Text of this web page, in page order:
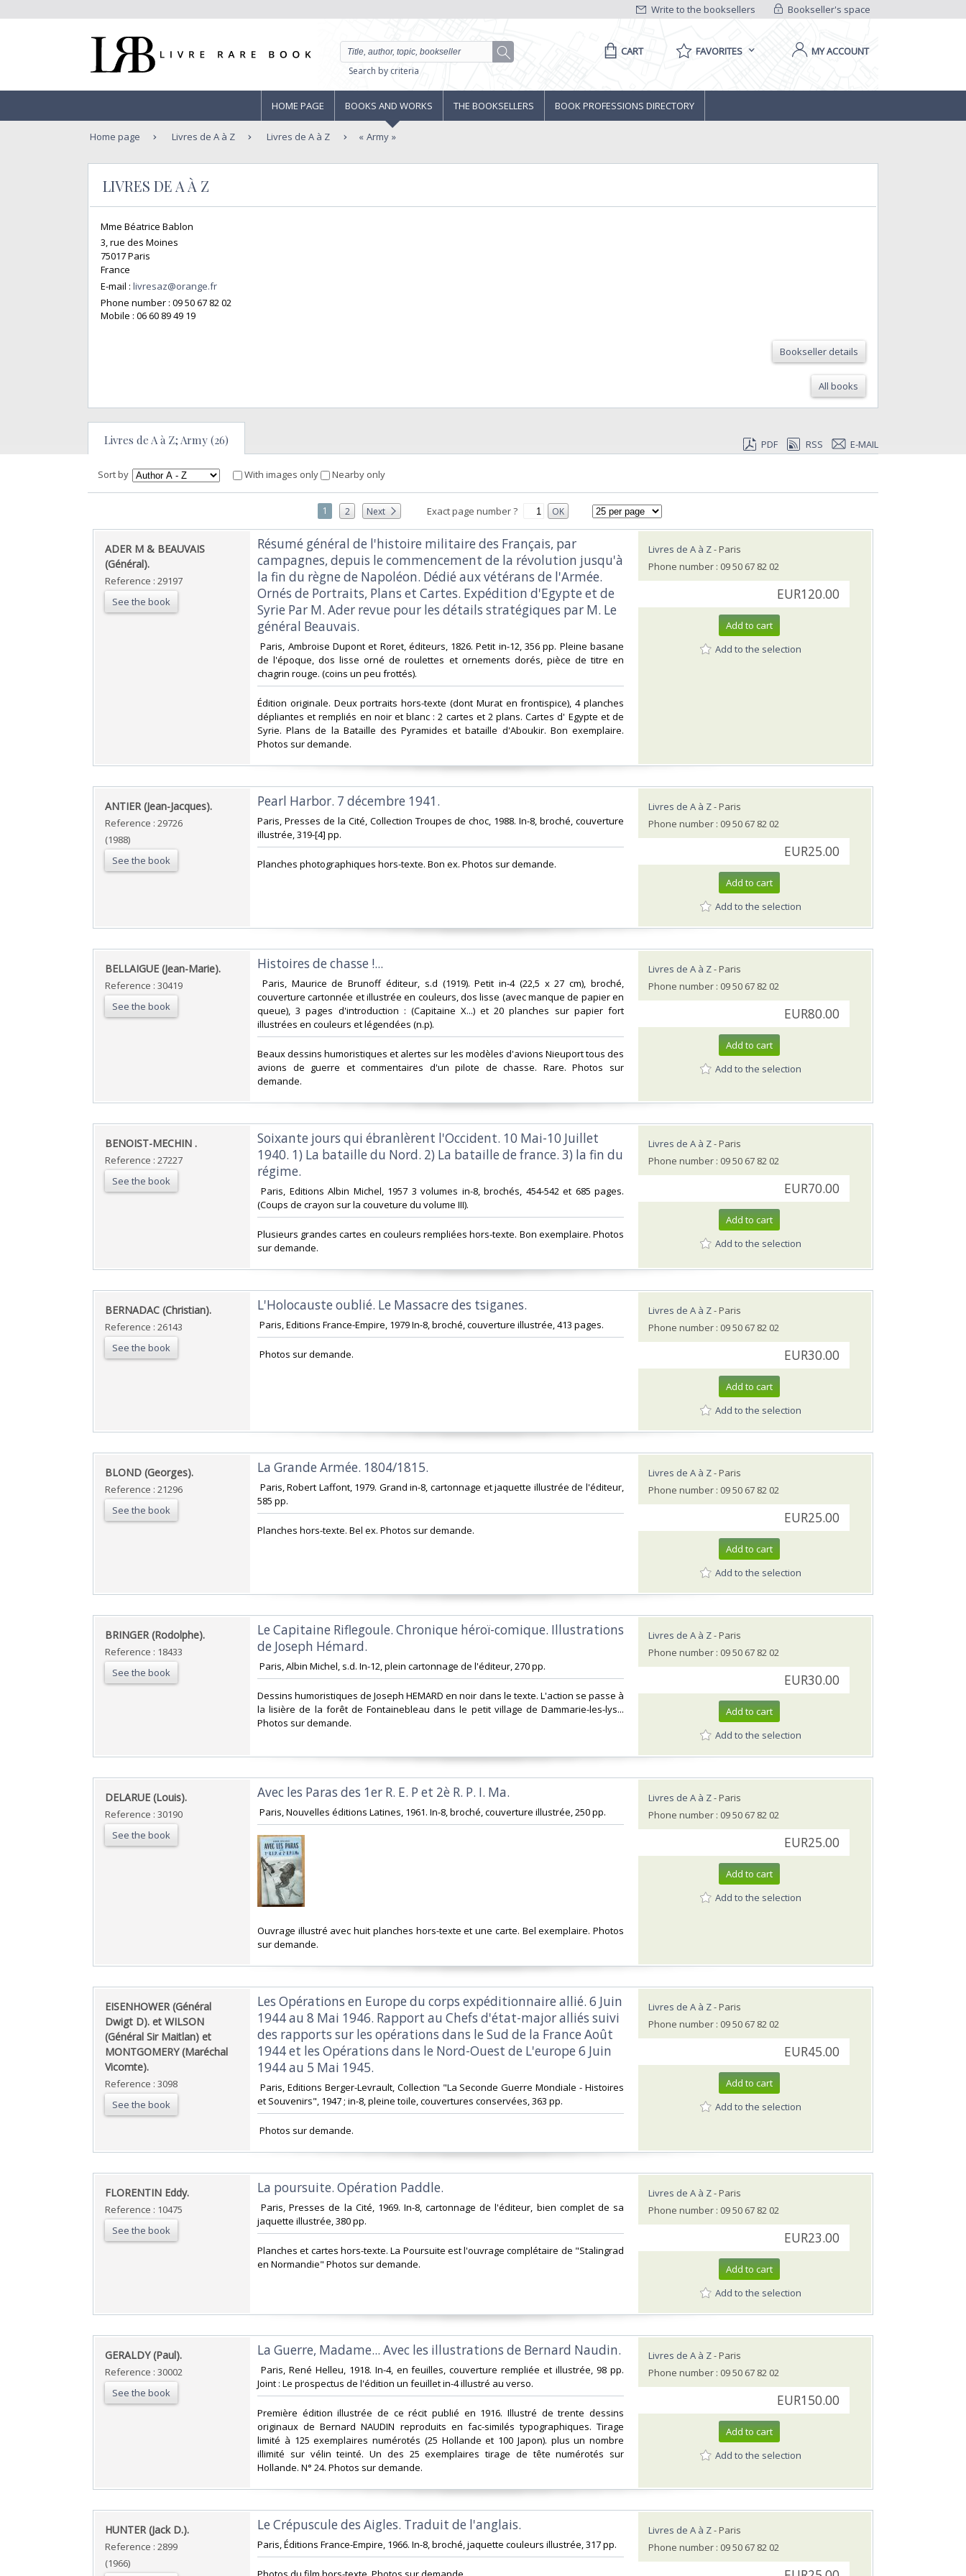
Bookseller's space
Write to the booksellers
Search by criteria
CART FAVORITES MY ACCOUNT
HOME PAGE BOOKS AND WORKS THE BOOKSELLERS BOOK PROFESSIONS DIRECTORY
Home page Livres de A à Z Livres de A à Z Army
LIVRES DE A À Z
Mme Béatrice Bablon
3, rue des Moines
75017 Paris
France
E-mail : livresaz@orange.fr
Phone number : 09 50 67 82 02
Mobile : 06 60 89 49 19
Bookseller details
All books
Livres de A à Z; Army (26) PDF RSS E-MAIL
Sort by With images only Nearby only
1 2 Next Exact page number ? OK
‎ADER M & BEAUVAIS
(Général).‎
Reference : 29197
See the book
‎Résumé général de l'histoire militaire des Français, par
campagnes, depuis le commencement de la révolution jusqu'à
la fin du règne de Napoléon. Dédié aux vétérans de l'Armée.
Ornés de Portraits, Plans et Cartes. Expédition d'Egypte et de
Syrie Par M. Ader revue pour les détails stratégiques par M. Le
général Beauvais.‎
‎ Paris, Ambroise Dupont et Roret, éditeurs, 1826. Petit in-12, 356 pp. Pleine basane
de l'époque, dos lisse orné de roulettes et ornements dorés, pièce de titre en
chagrin rouge. (coins un peu frottés). ‎
‎Édition originale. Deux portraits hors-texte (dont Murat en frontispice), 4 planches
dépliantes et rempliés en noir et blanc : 2 cartes et 2 plans. Cartes d' Egypte et de
Syrie. Plans de la Bataille des Pyramides et bataille d'Aboukir. Bon exemplaire.
Photos sur demande.‎
Livres de A à Z- Paris
Phone number : 09 50 67 82 02
EUR120.00
Add to cart
Add to the selection
‎ANTIER (Jean-Jacques).‎
Reference : 29726
(1988)
See the book
‎Pearl Harbor. 7 décembre 1941.‎
‎Paris, Presses de la Cité, Collection Troupes de choc, 1988. In-8, broché, couverture
illustrée, 319-[4] pp. ‎
‎Planches photographiques hors-texte. Bon ex. Photos sur demande.‎
Livres de A à Z- Paris
Phone number : 09 50 67 82 02
EUR25.00
Add to cart
Add to the selection
‎BELLAIGUE (Jean-Marie).‎
Reference : 30419
See the book
‎Histoires de chasse !...‎
‎ Paris, Maurice de Brunoff éditeur, s.d (1919). Petit in-4 (22,5 x 27 cm), broché,
couverture cartonnée et illustrée en couleurs, dos lisse (avec manque de papier en
queue), 3 pages d'introduction : (Capitaine X...) et 20 planches sur papier fort
illustrées en couleurs et légendées (n.p). ‎
‎Beaux dessins humoristiques et alertes sur les modèles d'avions Nieuport tous des
avions de guerre et commentaires d'un pilote de chasse. Rare. Photos sur
demande.‎
Livres de A à Z- Paris
Phone number : 09 50 67 82 02
EUR80.00
Add to cart
Add to the selection
‎BENOIST-MECHIN .‎
Reference : 27227
See the book
‎Soixante jours qui ébranlèrent l'Occident. 10 Mai-10 Juillet
1940. 1) La bataille du Nord. 2) La bataille de france. 3) la fin du
régime.‎
‎ Paris, Editions Albin Michel, 1957 3 volumes in-8, brochés, 454-542 et 685 pages.
(Coups de crayon sur la couveture du volume III). ‎
‎Plusieurs grandes cartes en couleurs rempliées hors-texte. Bon exemplaire. Photos
sur demande.‎
Livres de A à Z- Paris
Phone number : 09 50 67 82 02
EUR70.00
Add to cart
Add to the selection
‎BERNADAC (Christian).‎
Reference : 26143
See the book
‎L'Holocauste oublié. Le Massacre des tsiganes.‎
‎ Paris, Editions France-Empire, 1979 In-8, broché, couverture illustrée, 413 pages. ‎
‎ Photos sur demande.‎
Livres de A à Z- Paris
Phone number : 09 50 67 82 02
EUR30.00
Add to cart
Add to the selection
‎BLOND (Georges).‎
Reference : 21296
See the book
‎La Grande Armée. 1804/1815.‎
‎ Paris, Robert Laffont, 1979. Grand in-8, cartonnage et jaquette illustrée de l'éditeur,
585 pp. ‎
‎Planches hors-texte. Bel ex. Photos sur demande.‎
Livres de A à Z- Paris
Phone number : 09 50 67 82 02
EUR25.00
Add to cart
Add to the selection
‎BRINGER (Rodolphe).‎
Reference : 18433
See the book
‎Le Capitaine Riflegoule. Chronique héroï-comique. Illustrations
de Joseph Hémard.‎
‎ Paris, Albin Michel, s.d. In-12, plein cartonnage de l'éditeur, 270 pp. ‎
‎Dessins humoristiques de Joseph HEMARD en noir dans le texte. L'action se passe à
la lisière de la forêt de Fontainebleau dans le petit village de Dammarie-les-lys...
Photos sur demande.‎
Livres de A à Z- Paris
Phone number : 09 50 67 82 02
EUR30.00
Add to cart
Add to the selection
‎DELARUE (Louis).‎
Reference : 30190
See the book
‎Avec les Paras des 1er R. E. P et 2è R. P. I. Ma.‎
‎ Paris, Nouvelles éditions Latines, 1961. In-8, broché, couverture illustrée, 250 pp. ‎
‎Ouvrage illustré avec huit planches hors-texte et une carte. Bel exemplaire. Photos
sur demande.‎
Livres de A à Z- Paris
Phone number : 09 50 67 82 02
EUR25.00
Add to cart
Add to the selection
‎EISENHOWER (Général
Dwigt D). et WILSON
(Général Sir Maitlan) et
MONTGOMERY (Maréchal
Vicomte).‎
Reference : 3098
See the book
‎Les Opérations en Europe du corps expéditionnaire allié. 6 Juin
1944 au 8 Mai 1946. Rapport au Chefs d'état-major alliés suivi
des rapports sur les opérations dans le Sud de la France Août
1944 et les Opérations dans le Nord-Ouest de L'europe 6 Juin
1944 au 5 Mai 1945.‎
‎ Paris, Editions Berger-Levrault, Collection "La Seconde Guerre Mondiale - Histoires
et Souvenirs", 1947 ; in-8, pleine toile, couvertures conservées, 363 pp. ‎
‎ Photos sur demande.‎
Livres de A à Z- Paris
Phone number : 09 50 67 82 02
EUR45.00
Add to cart
Add to the selection
‎FLORENTIN Eddy.‎
Reference : 10475
See the book
‎La poursuite. Opération Paddle.‎
‎ Paris, Presses de la Cité, 1969. In-8, cartonnage de l'éditeur, bien complet de sa
jaquette illustrée, 380 pp. ‎
‎Planches et cartes hors-texte. La Poursuite est l'ouvrage complétaire de "Stalingrad
en Normandie" Photos sur demande.‎
Livres de A à Z- Paris
Phone number : 09 50 67 82 02
EUR23.00
Add to cart
Add to the selection
‎GERALDY (Paul).‎
Reference : 30002
See the book
‎La Guerre, Madame... Avec les illustrations de Bernard Naudin.‎
‎ Paris, René Helleu, 1918. In-4, en feuilles, couverture rempliée et illustrée, 98 pp.
Joint : Le prospectus de l'édition un feuillet in-4 illustré au verso. ‎
‎Première édition illustrée de ce récit publié en 1916. Illustré de trente dessins
originaux de Bernard NAUDIN reproduits en fac-similés typographiques. Tirage
limité à 125 exemplaires numérotés (25 Hollande et 100 Japon). plus un nombre
illimité sur vélin teinté. Un des 25 exemplaires tirage de tête numérotés sur
Hollande. N° 24. Photos sur demande.‎
Livres de A à Z- Paris
Phone number : 09 50 67 82 02
EUR150.00
Add to cart
Add to the selection
‎HUNTER (Jack D.).‎
Reference : 2899
(1966)
‎Le Crépuscule des Aigles. Traduit de l'anglais.‎
‎Paris, Éditions France-Empire, 1966. In-8, broché, jaquette couleurs illustrée, 317 pp. ‎
Livres de A à Z- Paris
Phone number : 09 50 67 82 02